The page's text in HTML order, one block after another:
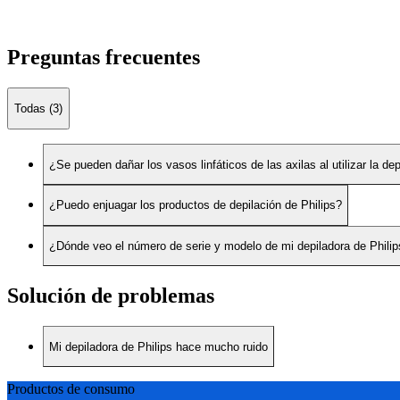
Preguntas frecuentes
Todas (3)
¿Se pueden dañar los vasos linfáticos de las axilas al utilizar la
¿Puedo enjuagar los productos de depilación de Philips?
¿Dónde veo el número de serie y modelo de mi depiladora de
Solución de problemas
Mi depiladora de Philips hace mucho ruido
Productos de consumo